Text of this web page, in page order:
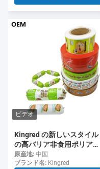
ビデオ
Kingred の新しいスタイル
の高バリア非食用ポリアミ
ド ソーセージ ケーシング食
品グレード
原産地: 中国
ブランド名: Kingred